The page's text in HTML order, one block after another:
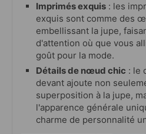
Imprimés exquis : les
exquis sont comme des
embellissant la jupe,
d'attention où que vous
goût pour la mode.
Détails de nœud chic : le
devant ajoute non
superposition à la jupe,
l'apparence générale
charme de personnalité